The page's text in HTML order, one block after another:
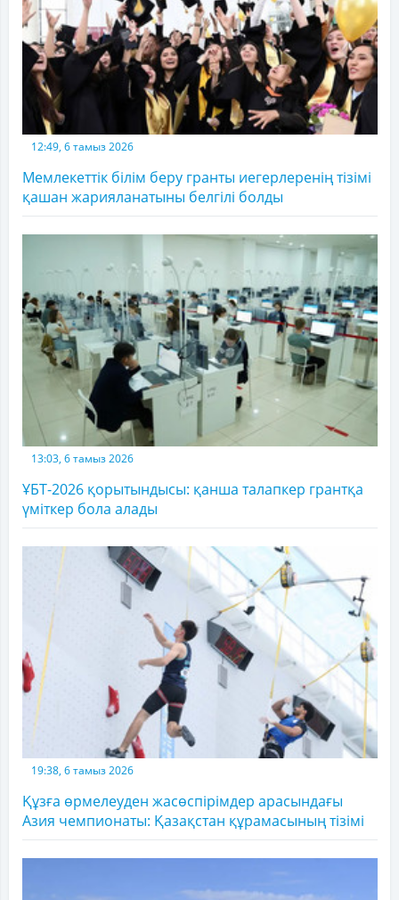
12:49, 6 тамыз 2026
Мемлекеттік білім беру гранты иегерлеренің тізімі
қашан жарияланатыны белгілі болды
13:03, 6 тамыз 2026
ҰБТ-2026 қорытындысы: қанша талапкер грантқа
үміткер бола алады
19:38, 6 тамыз 2026
Құзға өрмелеуден жасөспірімдер арасындағы
Азия чемпионаты: Қазақстан құрамасының тізімі